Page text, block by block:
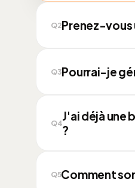
Q2Prenez-vous
seules
Q3Pourrai-je
commandes
Q4J'ai déjà une
?
commandes,
Q5Comment